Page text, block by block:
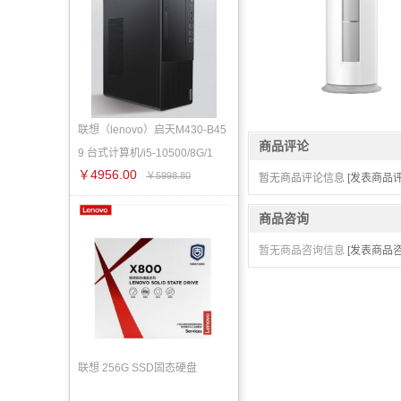
联想（lenovo）启天M430-B45
9 台式计算机/i5-10500/8G/1
￥4956.00 ￥5998.80
联想 256G SSD固态硬盘
商品评论
暂无商品评论信息 [发表商品
商品咨询
暂无商品咨询信息 [发表商品